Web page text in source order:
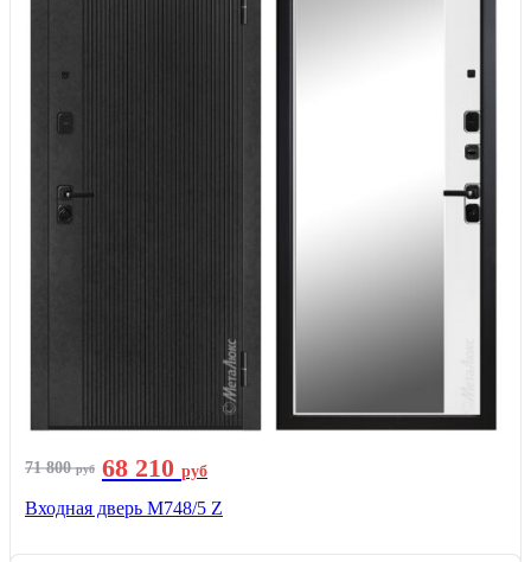
71 800руб 68 210 руб
Входная дверь М748/5 Z